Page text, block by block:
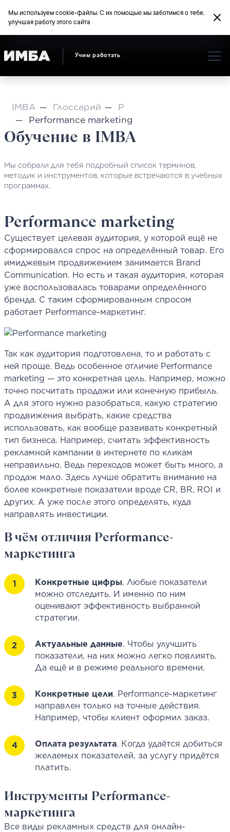
Мы используем cookie-файлы. С их помощью мы заботимся о тебе,
улучшая работу этого сайта
Учим работать
IMBA Глоссарий
P
Performance marketing
Обучение в IMBA
Мы собрали для тебя подробный список терминов,
методик и инструментов, которые встречаются в учебных
программах.
Performance marketing
Существует целевая аудитория, у которой ещё не
сформировался спрос на определённый товар. Его
имиджевым продвижением занимается Brand
Communication. Но есть и такая аудитория, которая
уже воспользовалась товарами определённого
бренда. С таким сформированным спросом
работает Performance-маркетинг.
Так как аудитория подготовлена, то и работать с
ней проще. Ведь особенное отличие Performance
marketing — это конкретная цель. Например, можно
точно посчитать продажи или конечную прибыль.
А для этого нужно разобраться, какую стратегию
продвижения выбрать, какие средства
использовать, как вообще развивать конкретный
тип бизнеса. Например, считать эффективность
рекламной кампании в интернете по кликам
неправильно. Ведь переходов может быть много, а
продаж мало. Здесь лучше обратить внимание на
более конкретные показатели вроде CR, BR, ROI и
других. А уже после этого определять, куда
направлять инвестиции.
В чём отличия Performance-
маркетинга
Конкретные цифры. Любые показатели
можно отследить. И именно по ним
оценивают эффективность выбранной
стратегии.
Актуальные данные. Чтобы улучшить
показатели, на них можно легко повлиять.
Да ещё и в режиме реального времени.
Конкретные цели. Performance-маркетинг
направлен только на точные действия.
Например, чтобы клиент оформил заказ.
Оплата результата. Когда удаётся добиться
желаемых показателей, за услугу придётся
платить.
Инструменты Performance-
маркетинга
Все виды рекламных средств для онлайн-